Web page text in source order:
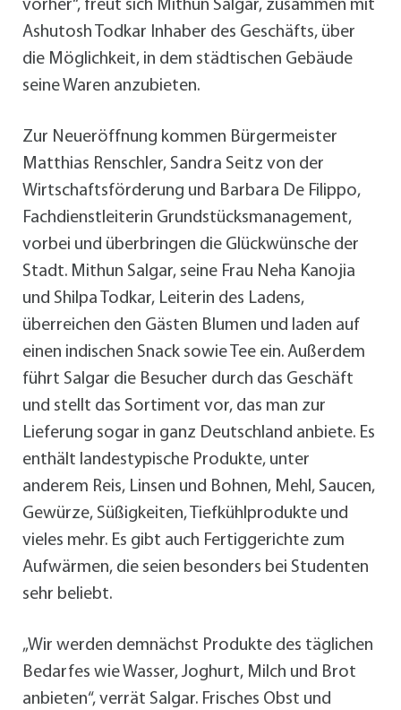
vorher“, freut sich Mithun Salgar, zusammen mit
Ashutosh Todkar Inhaber des Geschäfts, über
die Möglichkeit, in dem städtischen Gebäude
seine Waren anzubieten.
Zur Neueröffnung kommen Bürgermeister
Matthias Renschler, Sandra Seitz von der
Wirtschaftsförderung und Barbara De Filippo,
Fachdienstleiterin Grundstücksmanagement,
vorbei und überbringen die Glückwünsche der
Stadt. Mithun Salgar, seine Frau Neha Kanojia
und Shilpa Todkar, Leiterin des Ladens,
überreichen den Gästen Blumen und laden auf
einen indischen Snack sowie Tee ein. Außerdem
führt Salgar die Besucher durch das Geschäft
und stellt das Sortiment vor, das man zur
Lieferung sogar in ganz Deutschland anbiete. Es
enthält landestypische Produkte, unter
anderem Reis, Linsen und Bohnen, Mehl, Saucen,
Gewürze, Süßigkeiten, Tiefkühlprodukte und
vieles mehr. Es gibt auch Fertiggerichte zum
Aufwärmen, die seien besonders bei Studenten
sehr beliebt.
„Wir werden demnächst Produkte des täglichen
Bedarfes wie Wasser, Joghurt, Milch und Brot
anbieten“, verrät Salgar. Frisches Obst und